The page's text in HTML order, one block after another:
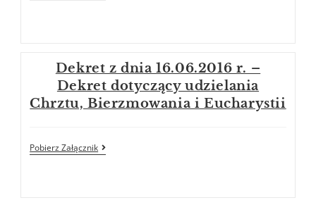
Dekret z dnia 16.06.2016 r. –
Dekret dotyczący udzielania
Chrztu, Bierzmowania i Eucharystii
Pobierz Załącznik